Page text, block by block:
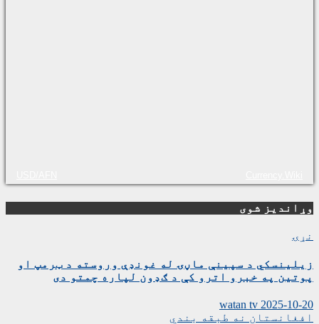
وړاندیز شوی
نړۍ
زیلینسکي د سپینې ماڼۍ له غونډې وروسته د ټرمپ او
پوتین په خبرو اترو کې د ګډون لپاره چمتو دی
2025-10-20
watan tv
افغانستان نه طبقه بندي